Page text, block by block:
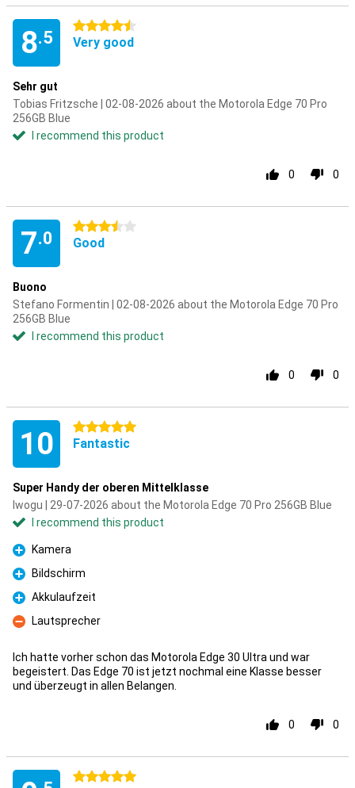
8.5
4.5 stars
Very good
Sehr gut
Tobias Fritzsche | 02-08-2026 about the Motorola Edge 70 Pro
256GB Blue
I recommend this product
0 0
7.0
3.5 stars
Good
Buono
Stefano Formentin | 02-08-2026 about the Motorola Edge 70 Pro
256GB Blue
I recommend this product
0 0
10 5 stars
Fantastic
Super Handy der oberen Mittelklasse
Iwogu | 29-07-2026 about the Motorola Edge 70 Pro 256GB Blue
I recommend this product
Pro
Kamera
Pro
Bildschirm
Pro
Akkulaufzeit
Con
Lautsprecher
Ich hatte vorher schon das Motorola Edge 30 Ultra und war
begeistert. Das Edge 70 ist jetzt nochmal eine Klasse besser
und überzeugt in allen Belangen.
0 0
5 stars